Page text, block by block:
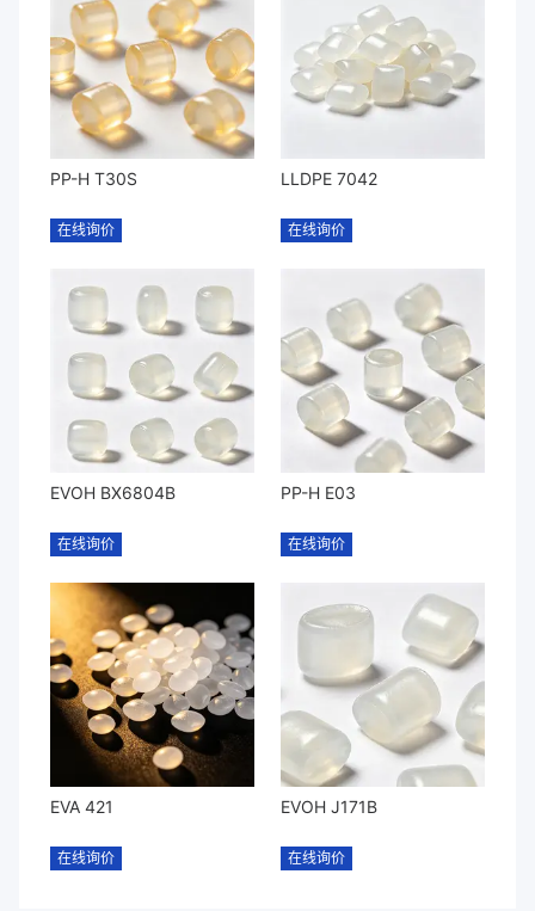
PP-H T30S
在线询价
LLDPE 7042
在线询价
EVOH BX6804B
在线询价
PP-H E03
在线询价
EVA 421
在线询价
EVOH J171B
在线询价